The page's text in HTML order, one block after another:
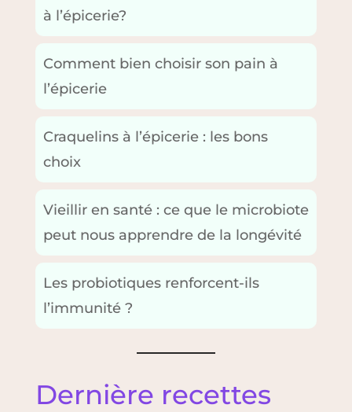
à l’épicerie?
Comment bien choisir son pain à
l’épicerie
Craquelins à l’épicerie : les bons
choix
Vieillir en santé : ce que le microbiote
peut nous apprendre de la longévité
Les probiotiques renforcent-ils
l’immunité ?
Dernière recettes